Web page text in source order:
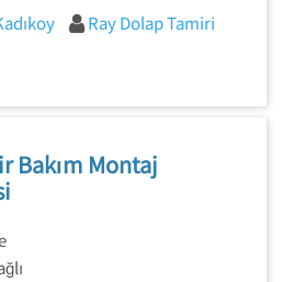
Ray Dolap Tamiri
Bakım Montaj